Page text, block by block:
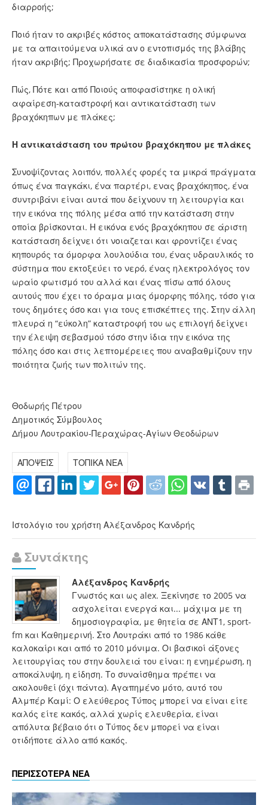
διαρροής;
Ποιό ήταν το ακριβές κόστος αποκατάστασης σύμφωνα
με τα απαιτούμενα υλικά αν ο εντοπισμός της βλάβης
ήταν ακριβής; Προχωρήσατε σε διαδικασία προσφορών;
Πώς, Πότε και από Ποιούς αποφασίστηκε η ολική
αφαίρεση-καταστροφή και αντικατάσταση των
βραχόκηπων με πλάκες;
Η αντικατάσταση του πρώτου βραχόκηπου με πλάκες
Συνοψίζοντας λοιπόν, πολλές φορές τα μικρά πράγματα
όπως ένα παγκάκι, ένα παρτέρι, ενας βραχόκηπος, ένα
συντριβάνι είναι αυτά που δείχνουν τη λειτουργία και
την εικόνα της πόλης μέσα από την κατάσταση στην
οποία βρίσκονται. Η εικόνα ενός βραχόκηπου σε άριστη
κατάσταση δείχνει ότι νοιαζεται και φροντίζει ένας
κηπουρός τα όμορφα λουλούδια του, ένας υδραυλικός το
σύστημα που εκτοξεύει το νερό, ένας ηλεκτρολόγος τον
ωραίο φωτισμό του αλλά και ένας πίσω από όλους
αυτούς που έχει το όραμα μιας όμορφης πόλης, τόσο για
τους δημότες όσο και για τους επισκέπτες της. Στην άλλη
πλευρά η “εύκολη” καταστροφή του ως επιλογή δείχνει
την έλειψη σεβασμού τόσο στην ίδια την εικόνα της
πόλης όσο και στις λεπτομέρειες που αναβαθμίζουν την
ποιότητα ζωής των πολιτών της.
Θοδωρής Πέτρου
Δημοτικός Σύμβουλος
Δήμου Λουτρακίου-Περαχώρας-Αγίων Θεοδώρων
ΑΠΟΨΕΙΣ ΤΟΠΙΚΑ ΝΕΑ
Ιστολόγιο του χρήστη Αλέξανδρος Κανδρής
Συντάκτης
Αλέξανδρος Κανδρής
Γνωστός και ως alex. Ξεκίνησε το 2005 να
ασχολείται ενεργά και... μάχιμα με τη
δημοσιογραφία, με θητεία σε ΑΝΤ1, sport-
fm και Καθημερινή. Στο Λουτράκι από το 1986 κάθε
καλοκαίρι και από το 2010 μόνιμα. Οι βασικοί άξονες
λειτουργίας του στην δουλειά του είναι: η ενημέρωση, η
αποκάλυψη, η είδηση. Το συναίσθημα πρέπει να
ακολουθεί (όχι πάντα). Αγαπημένο μότο, αυτό του
Αλμπέρ Καμί: Ο ελεύθερος Τύπος μπορεί να είναι είτε
καλός είτε κακός, αλλά χωρίς ελευθερία, είναι
απόλυτα βέβαιο ότι ο Τύπος δεν μπορεί να είναι
οτιδήποτε άλλο από κακός.
ΠΕΡΙΣΣΟΤΕΡΑ ΝΕΑ